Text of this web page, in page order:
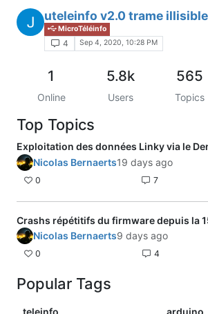
uteleinfo v2.0 trame illisible
MicroTéléinfo
4 Sep 4, 2020, 10:28 PM
1
Online
5.8k
Users
565
Topics
Top Topics
Exploitation des données Linky via le
Nicolas Bernaerts19 days ago
0 7
Crashs répétitifs du firmware depuis la
Nicolas Bernaerts9 days ago
0 4
Popular Tags
teleinfo arduino